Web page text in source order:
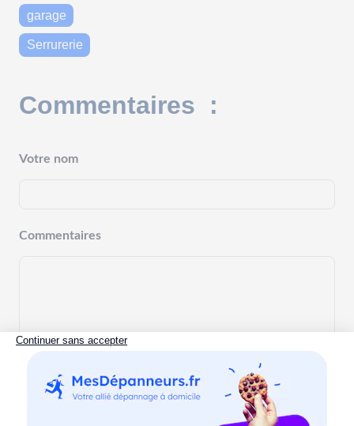
garage
Serrurerie
Commentaires :
Votre nom
Commentaires